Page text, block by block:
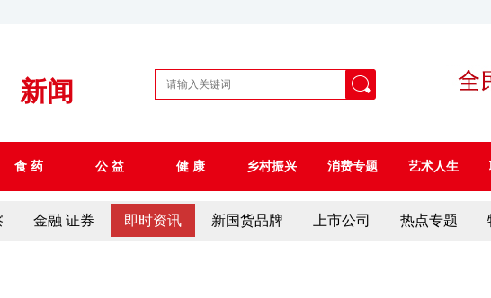
新闻
食 药 公 益 健 康 乡村振兴 消费专题 艺术人生
金融 证券 即时资讯 新国货品牌 上市公司 热点专题